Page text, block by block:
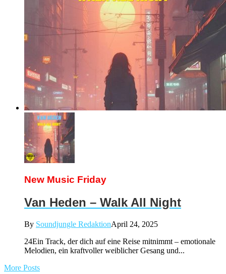
New Music Friday
Van Heden – Walk All Night
By Soundjungle RedaktionApril 24, 2025
24Ein Track, der dich auf eine Reise mitnimmt – emotionale
Melodien, ein kraftvoller weiblicher Gesang und...
More Posts